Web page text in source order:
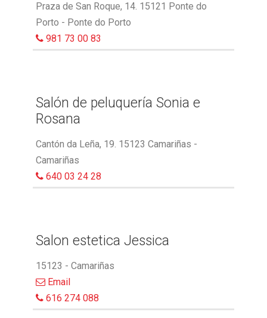
Praza de San Roque, 14. 15121 Ponte do
Porto - Ponte do Porto
981 73 00 83
Salón de peluquería Sonia e
Rosana
Cantón da Leña, 19. 15123 Camariñas -
Camariñas
640 03 24 28
Salon estetica Jessica
15123 - Camariñas
Email
616 274 088